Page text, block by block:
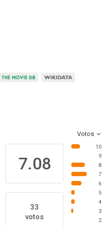
Votos
7.08
33
votos
10
9
8
7
6
5
4
3
2